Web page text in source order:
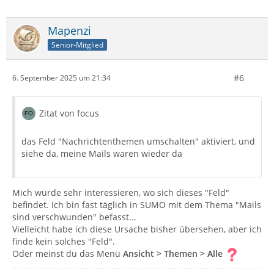
Mapenzi
Senior-Mitglied
6. September 2025 um 21:34 #6
Zitat von focus
das Feld "Nachrichtenthemen umschalten" aktiviert, und
siehe da, meine Mails waren wieder da
Mich würde sehr interessieren, wo sich dieses "Feld"
befindet. Ich bin fast täglich in SUMO mit dem Thema "Mails
sind verschwunden" befasst...
Vielleicht habe ich diese Ursache bisher übersehen, aber ich
finde kein solches "Feld".
Oder meinst du das Menü Ansicht > Themen > Alle